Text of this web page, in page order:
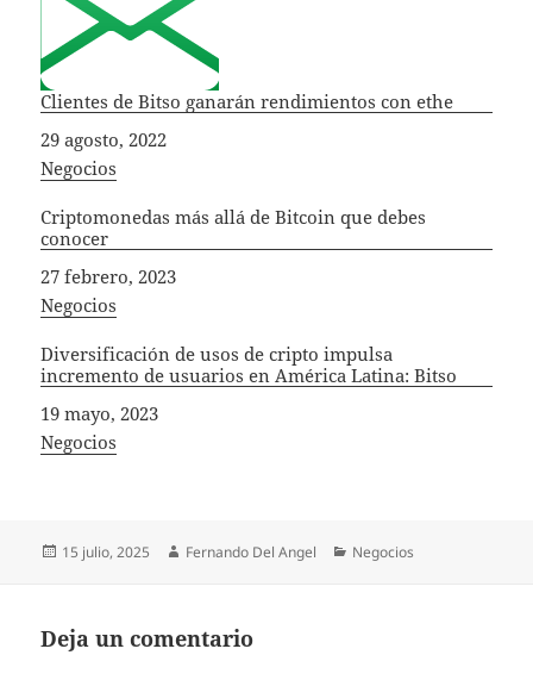
Clientes de Bitso ganarán rendimientos con ethe
Fecha
29 agosto, 2022
In relation to
Negocios
Criptomonedas más allá de Bitcoin que debes
conocer
Fecha
27 febrero, 2023
In relation to
Negocios
Diversificación de usos de cripto impulsa
incremento de usuarios en América Latina: Bitso
Fecha
19 mayo, 2023
In relation to
Negocios
Publicado
15 julio, 2025 Autor
Fernando Del Angel Categorías
Negocios
Deja un comentario